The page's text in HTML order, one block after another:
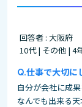
回答者 : 大阪府
10代 | その他 | 4
仕事で大切に
自分が会社に成
なんでも出来る天